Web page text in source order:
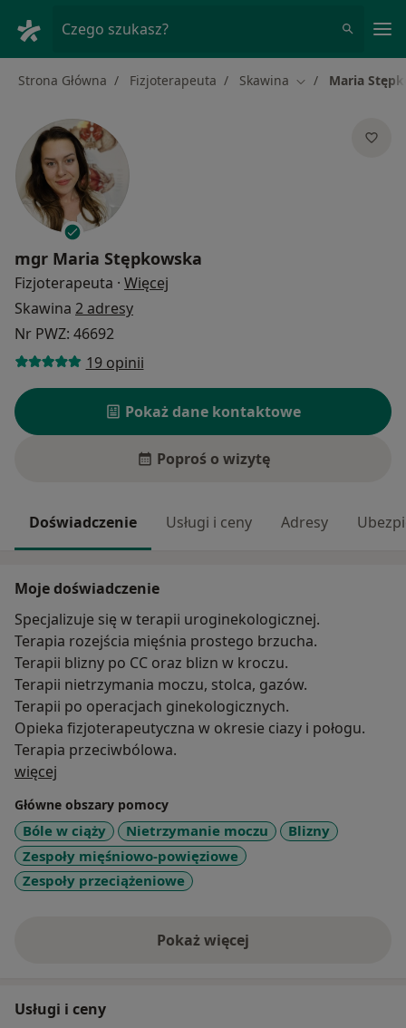
Czego szukasz?
Strona Główna Fizjoterapeuta Skawina Zmień miasto
Maria
mgr Maria Stępkowska
Fizjoterapeuta · Więcej
Skawina 2 adresy
Nr PWZ: 46692
19 opinii
Pokaż dane kontaktowe
Poproś o wizytę
Doświadczenie Usługi i ceny Adresy
Moje doświadczenie
Specjalizuje się w terapii uroginekologicznej.
Terapia rozejścia mięśnia prostego brzucha.
Terapii blizny po CC oraz blizn w kroczu.
Terapii nietrzymania moczu, stolca, gazów.
Terapii po operacjach ginekologicznych.
Opieka fizjoterapeutyczna w okresie ciazy i połogu.
Terapia przeciwbólowa.
więcej
Główne obszary pomocy
Bóle w ciąży Nietrzymanie moczu
Blizny
Zespoły mięśniowo-powięziowe
Zespoły przeciążeniowe
Pokaż więcejo doświadczeniu
Usługi i ceny